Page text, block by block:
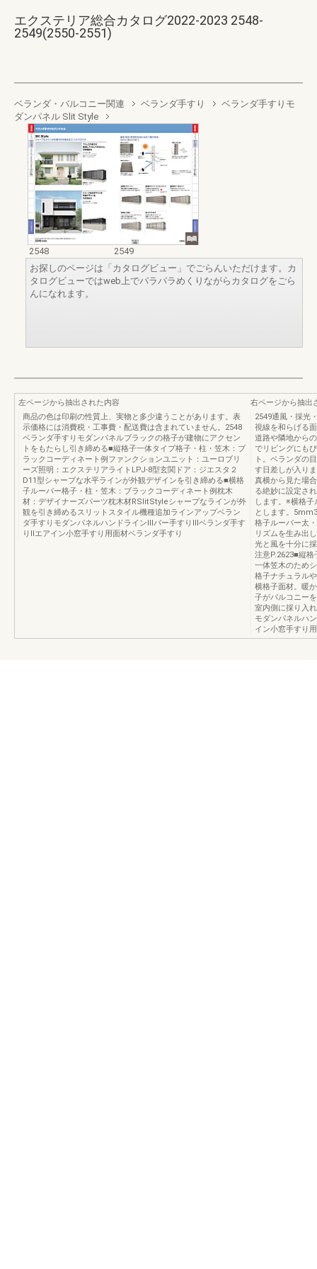
エクステリア総合カタログ2022-2023 2548-
2549(2550-2551)
ベランダ・バルコニー関連 ベランダ手すり
ベランダ手すりモ
ダンパネル Slit Style
2548
2549
お探しのページは「カタログビュー」でごらんいただけます。カ
タログビューではweb上でパラパラめくりながらカタログをごら
んになれます。
左ページから抽出された内容
商品の色は印刷の性質上、実物と多少違うことがあります。表
示価格には消費税・工事費・配送費は含まれていません。2548
ベランダ手すりモダンパネルブラックの格子が建物にアクセン
トをもたらし引き締める■縦格子一体タイプ格子・柱・笠木：ブ
ラックコーディネート例ファンクションユニット：ユーロブリ
ーズ照明：エクステリアライトLPJ-8型玄関ドア：ジエスタ２
D11型シャープな水平ラインが外観デザインを引き締める■横格
子ルーバー格子・柱・笠木：ブラックコーディネート例枕木
材：デザイナーズパーツ枕木材RSlitStyleシャープなラインが外
観を引き締めるスリットスタイル機種追加ラインアップベラン
ダ手すりモダンパネルハンドラインⅢバー手すりⅢベランダ手す
りⅡエアイン小窓手すり用面材ベランダ手すり
右ページから抽出
2549通風・採光
視線を和らげる
道路や隣地から
でリビングにも
ト。ベランダの
す日差しが入り
真横から見た場
る絶妙に設定さ
します。※横格
とします。
格子ルーバー太
リズムを生み出
光と風を十分に
注意P.2623■縦
一体笠木のため
格子ナチュラル
横格子面材。暖
子がバルコニー
室内側に採り入
モダンパネルハ
イン小窓手すり